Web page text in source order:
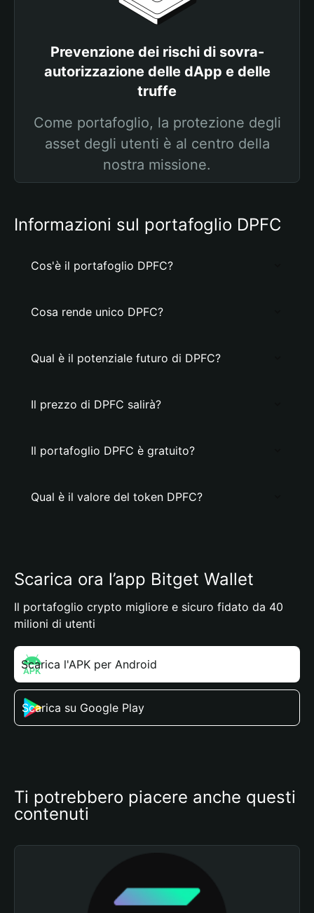
Prevenzione dei rischi di sovra-
autorizzazione delle dApp e delle
truffe
Come portafoglio, la protezione degli
asset degli utenti è al centro della
nostra missione.
Informazioni sul portafoglio DPFC
Cos'è il portafoglio DPFC?
Cosa rende unico DPFC?
Qual è il potenziale futuro di DPFC?
Il prezzo di DPFC salirà?
Il portafoglio DPFC è gratuito?
Qual è il valore del token DPFC?
Scarica ora l’app Bitget Wallet
Il portafoglio crypto migliore e sicuro fidato da 40
milioni di utenti
Scarica l'APK per Android
Scarica su Google Play
Ti potrebbero piacere anche questi
contenuti